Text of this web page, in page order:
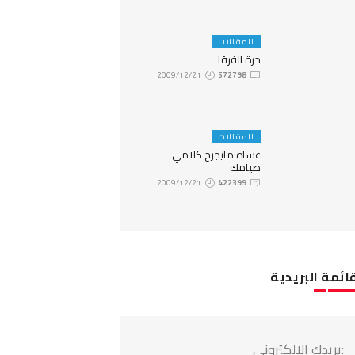
المقالات
حرة الفرقا
572798
المقالات
عساه مايجرح كلامي
صيامك
422399
البريدية
:بريدك الالكتروني